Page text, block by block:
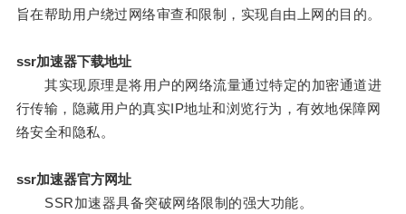
旨在帮助用户绕过网络审查和限制，实现自由上网的目的。
ssr加速器下载地址
其实现原理是将用户的网络流量通过特定的加密通道进
行传输，隐藏用户的真实IP地址和浏览行为，有效地保障网
络安全和隐私。
ssr加速器官方网址
SSR加速器具备突破网络限制的强大功能。